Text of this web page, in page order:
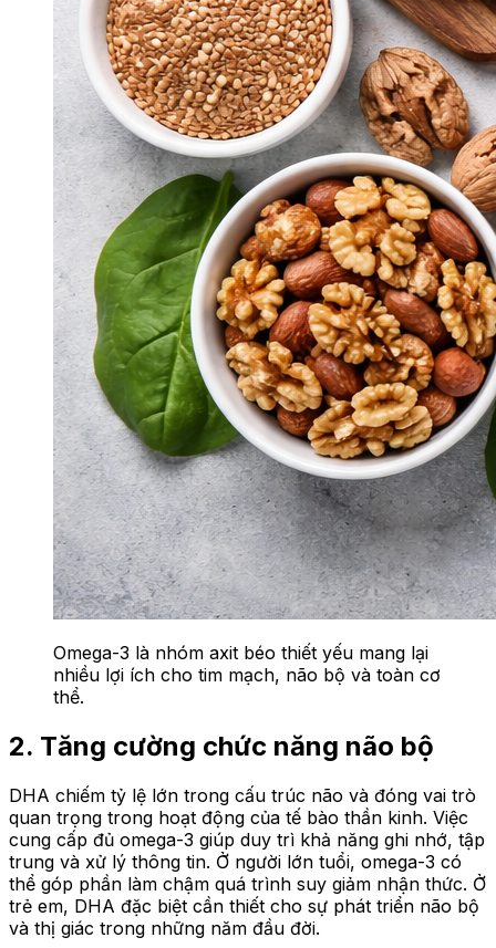
Omega-3 là nhóm axit béo thiết yếu mang lại
nhiều lợi ích cho tim mạch, não bộ và toàn cơ
thể.
2. Tăng cường chức năng não bộ
DHA chiếm tỷ lệ lớn trong cấu trúc não và đóng vai trò
quan trọng trong hoạt động của tế bào thần kinh. Việc
cung cấp đủ omega-3 giúp duy trì khả năng ghi nhớ, tập
trung và xử lý thông tin. Ở người lớn tuổi, omega-3 có
thể góp phần làm chậm quá trình suy giảm nhận thức. Ở
trẻ em, DHA đặc biệt cần thiết cho sự phát triển não bộ
và thị giác trong những năm đầu đời.